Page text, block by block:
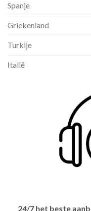
Spanje
Griekenland
Turkije
Italië
24/7 het beste